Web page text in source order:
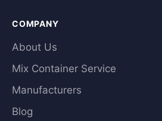
COMPANY
About Us
Mix Container Service
Manufacturers
Blog